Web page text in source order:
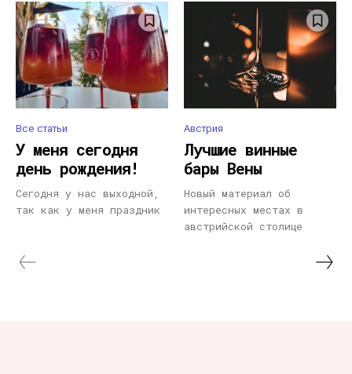
Все статьи
У меня сегодня
день рождения!
Сегодня у нас выходной,
так как у меня праздник
Австрия
Лучшие винные
бары Вены
Новый материал об
интересных местах в
австрийской столице